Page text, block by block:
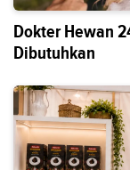
Dokter Hewan
Dibutuhkan